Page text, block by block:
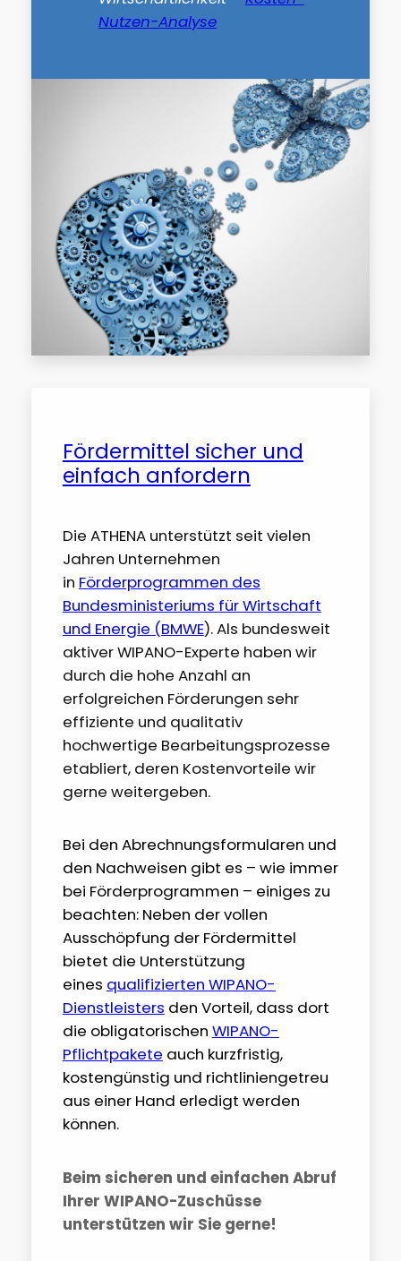
Nutzen-Analyse
Fördermittel sicher und
einfach anfordern
Die ATHENA unterstützt seit vielen
Jahren Unternehmen
in Förderprogrammen des
Bundesministeriums für Wirtschaft
und Energie (BMWE). Als bundesweit
aktiver WIPANO-Experte haben wir
durch die hohe Anzahl an
erfolgreichen Förderungen sehr
effiziente und qualitativ
hochwertige Bearbeitungsprozesse
etabliert, deren Kostenvorteile wir
gerne weitergeben.
Bei den Abrechnungsformularen und
den Nachweisen gibt es – wie immer
bei Förderprogrammen – einiges zu
beachten: Neben der vollen
Ausschöpfung der Fördermittel
bietet die Unterstützung
eines qualifizierten WIPANO-
Dienstleisters den Vorteil, dass dort
die obligatorischen WIPANO-
Pflichtpakete auch kurzfristig,
kostengünstig und richtliniengetreu
aus einer Hand erledigt werden
können.
Beim sicheren und einfachen Abruf
Ihrer WIPANO-Zuschüsse
unterstützen wir Sie gerne!